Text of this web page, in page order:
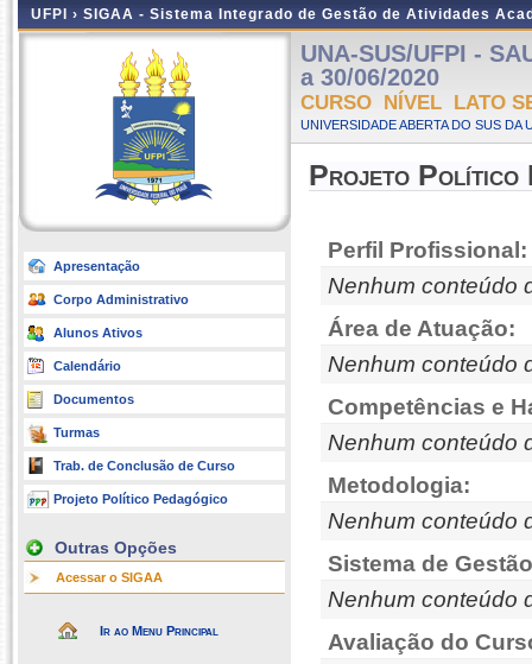
UFPI › SIGAA - Sistema Integrado de Gestão de Atividades
Apresentação
Corpo Administrativo
Alunos Ativos
Calendário
Documentos
Turmas
Trab. de Conclusão de Curso
Projeto Político Pedagógico
Outras Opções
Acessar o SIGAA
Ir ao Menu Principal
UNA-SUS/UFPI -
a 30/06/2020
CURSO NÍVEL LATO
UNIVERSIDADE ABERTA DO SUS DA
Projeto Político
Perfil Profissional:
Nenhum conteúdo
Área de Atuação:
Nenhum conteúdo
Competências e
Nenhum conteúdo
Metodologia:
Nenhum conteúdo
Sistema de
Nenhum conteúdo
Avaliação do